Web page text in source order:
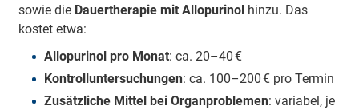
sowie die Dauertherapie mit Allopurinolhinzu. Das
kostet etwa:
Allopurinol pro Monat: ca. 20–40 €
Kontrolluntersuchungen: ca. 100–200 € pro Termin
Zusätzliche Mittel bei Organproblemen: variabel, je